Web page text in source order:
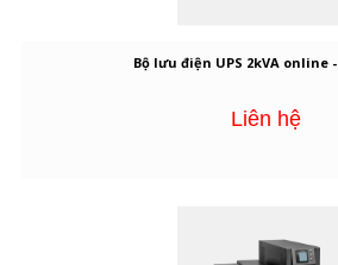
Bộ lưu điện UPS 2kVA online -
Liên hệ